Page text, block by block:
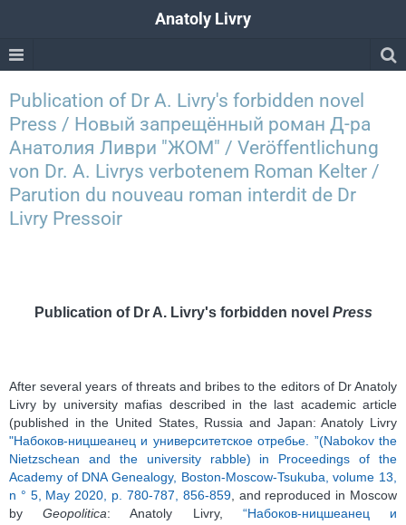
Anatoly Livry
Publication of Dr A. Livry's forbidden novel
Press / Новый запрещённый роман Д-ра
Анатолия Ливри "ЖОМ" / Veröffentlichung
von Dr. A. Livrys verbotenem Roman Kelter /
Parution du nouveau roman interdit de Dr
Livry Pressoir
Publication of Dr A. Livry's forbidden novel Press
After several years of threats and bribes to the editors of Dr Anatoly
Livry by university mafias described in the last academic article
(published in the United States, Russia and Japan: Anatoly Livry
"Набоков-ницшеанец и университетское отребье. ”(Nabokov the
Nietzschean and the university rabble) in Proceedings of the
Academy of DNA Genealogy, Boston-Moscow-Tsukuba, volume 13,
n ° 5, May 2020, p. 780-787, 856-859, and reproduced in Moscow
byGeopolitica: Anatoly Livry, “Набоков-ницшеанец и